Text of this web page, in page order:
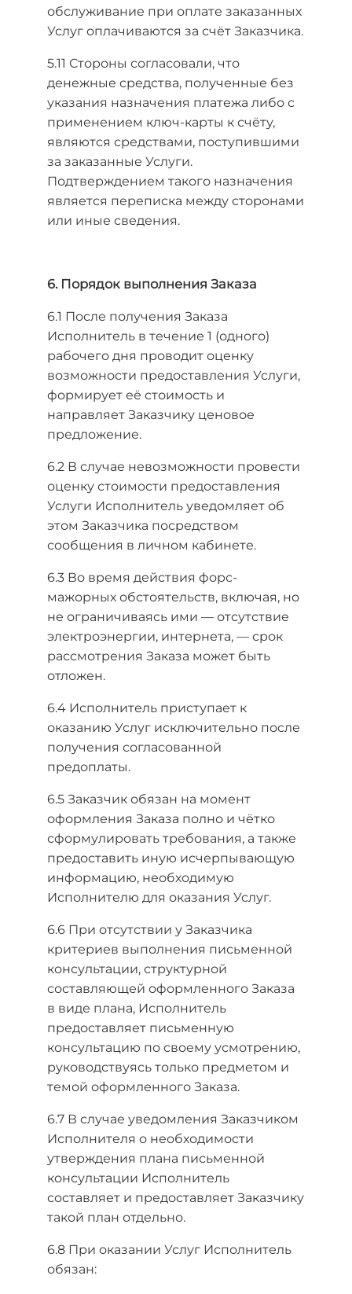
обслуживание при оплате заказанных
Услуг оплачиваются за счёт Заказчика.
5.11 Стороны согласовали, что
денежные средства, полученные без
указания назначения платежа либо с
применением ключ-карты к счёту,
являются средствами, поступившими
за заказанные Услуги.
Подтверждением такого назначения
является переписка между сторонами
или иные сведения.
6. Порядок выполнения Заказа
6.1 После получения Заказа
Исполнитель в течение 1 (одного)
рабочего дня проводит оценку
возможности предоставления Услуги,
формирует её стоимость и
направляет Заказчику ценовое
предложение.
6.2 В случае невозможности провести
оценку стоимости предоставления
Услуги Исполнитель уведомляет об
этом Заказчика посредством
сообщения в личном кабинете.
6.3 Во время действия форс-
мажорных обстоятельств, включая, но
не ограничиваясь ими — отсутствие
электроэнергии, интернета, — срок
рассмотрения Заказа может быть
отложен.
6.4 Исполнитель приступает к
оказанию Услуг исключительно после
получения согласованной
предоплаты.
6.5 Заказчик обязан на момент
оформления Заказа полно и чётко
сформулировать требования, а также
предоставить иную исчерпывающую
информацию, необходимую
Исполнителю для оказания Услуг.
6.6 При отсутствии у Заказчика
критериев выполнения письменной
консультации, структурной
составляющей оформленного Заказа
в виде плана, Исполнитель
предоставляет письменную
консультацию по своему усмотрению,
руководствуясь только предметом и
темой оформленного Заказа.
6.7 В случае уведомления Заказчиком
Исполнителя о необходимости
утверждения плана письменной
консультации Исполнитель
составляет и предоставляет Заказчику
такой план отдельно.
6.8 При оказании Услуг Исполнитель
обязан: